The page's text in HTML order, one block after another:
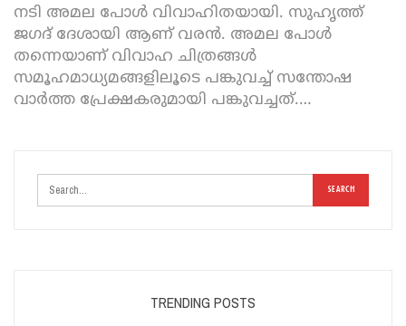
നടി അമല പോൾ വിവാഹിതയായി. സുഹൃത്ത്
ജഗദ് ദേശായി ആണ് വരൻ. അമല പോൾ
തന്നെയാണ് വിവാഹ ചിത്രങ്ങൾ
സമൂഹമാധ്യമങ്ങളിലൂടെ പങ്കുവച്ച് സന്തോഷ
വാര്‍ത്ത പ്രേക്ഷകരുമായി പങ്കുവച്ചത്.…
TRENDING POSTS